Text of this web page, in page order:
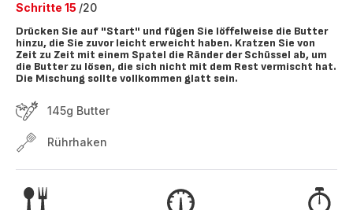
Schritte 15 /20
Drücken Sie auf "Start" und fügen Sie löffelweise die Butter
hinzu, die Sie zuvor leicht erweicht haben. Kratzen Sie von
Zeit zu Zeit mit einem Spatel die Ränder der Schüssel ab, um
die Butter zu lösen, die sich nicht mit dem Rest vermischt hat.
Die Mischung sollte vollkommen glatt sein.
145g Butter
Rührhaken